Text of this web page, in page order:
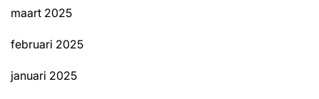
maart 2025
februari 2025
januari 2025